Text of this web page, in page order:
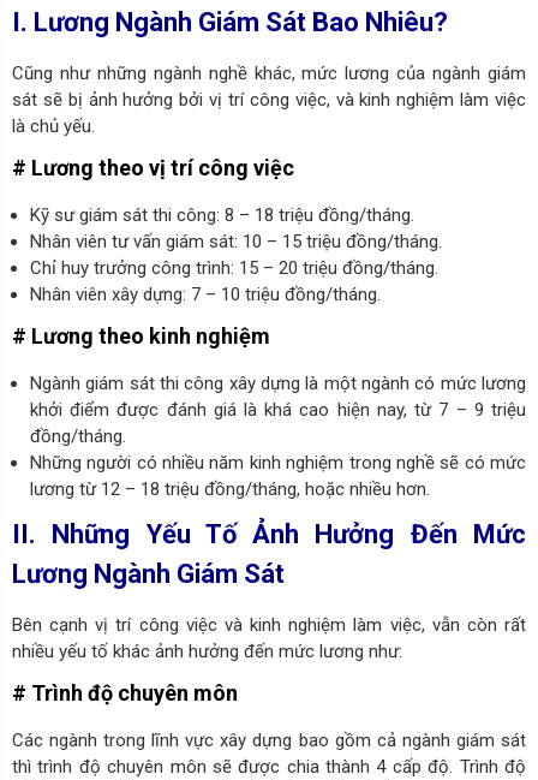
I. Lương Ngành Giám Sát Bao Nhiêu?
Cũng như những ngành nghề khác, mức lương của ngành giám
sát sẽ bị ảnh hưởng bởi vị trí công việc, và kinh nghiệm làm việc
là chủ yếu.
# Lương theo vị trí công việc
Kỹ sư giám sát thi công: 8 – 18 triệu đồng/tháng.
Nhân viên tư vấn giám sát: 10 – 15 triệu đồng/tháng.
Chỉ huy trưởng công trình: 15 – 20 triệu đồng/tháng.
Nhân viên xây dựng: 7 – 10 triệu đồng/tháng.
# Lương theo kinh nghiệm
Ngành giám sát thi công xây dựng là một ngành có mức lương
khởi điểm được đánh giá là khá cao hiện nay, từ 7 – 9 triệu
đồng/tháng.
Những người có nhiều năm kinh nghiệm trong nghề sẽ có mức
lương từ 12 – 18 triệu đồng/tháng, hoặc nhiều hơn.
II. Những Yếu Tố Ảnh Hưởng Đến Mức
Lương Ngành Giám Sát
Bên cạnh vị trí công việc và kinh nghiệm làm việc, vẫn còn rất
nhiều yếu tố khác ảnh hưởng đến mức lương như:
# Trình độ chuyên môn
Các ngành trong lĩnh vực xây dựng bao gồm cả ngành giám sát
thì trình độ chuyên môn sẽ được chia thành 4 cấp độ. Trình độ